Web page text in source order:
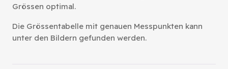
Grössen optimal.
Die Grössentabelle mit genauen Messpunkten kann
unter den Bildern gefunden werden.